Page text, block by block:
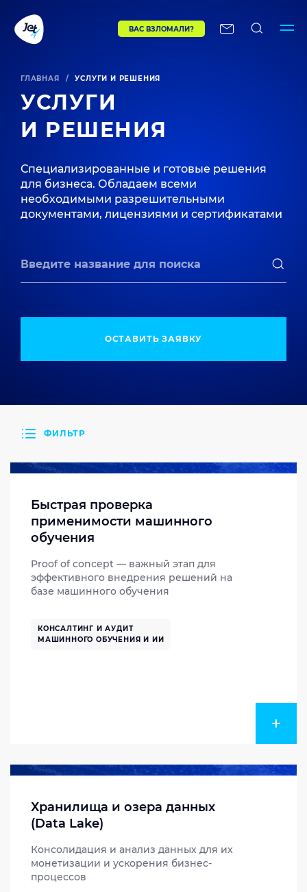
ВАС ВЗЛОМАЛИ?
ГЛАВНАЯ / УСЛУГИ И РЕШЕНИЯ
УСЛУГИ
И РЕШЕНИЯ
Специализированные и готовые решения
для бизнеса. Обладаем всеми
необходимыми разрешительными
документами, лицензиями и сертификатами
ОСТАВИТЬ ЗАЯВКУ
ФИЛЬТР
Быстрая проверка
применимости машинного
обучения
Proof of concept — важный этап для
эффективного внедрения решений на
базе машинного обучения
КОНСАЛТИНГ И АУДИТ
МАШИННОГО ОБУЧЕНИЯ И ИИ
Хранилища и озера данных
(Data Lake)
Консолидация и анализ данных для их
монетизации и ускорения бизнес-
процессов